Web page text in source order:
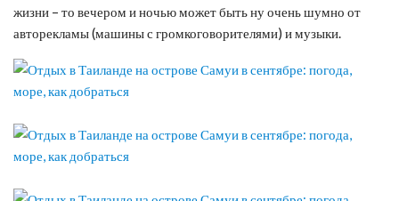
жизни – то вечером и ночью может быть ну очень шумно от
авторекламы (машины с громкоговорителями) и музыки.